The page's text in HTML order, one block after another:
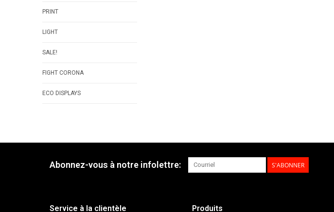
PRINT
LIGHT
SALE!
FIGHT CORONA
ECO DISPLAYS
Abonnez-vous à notre infolettre: S'ABONNER
Service à la clientèle Produits